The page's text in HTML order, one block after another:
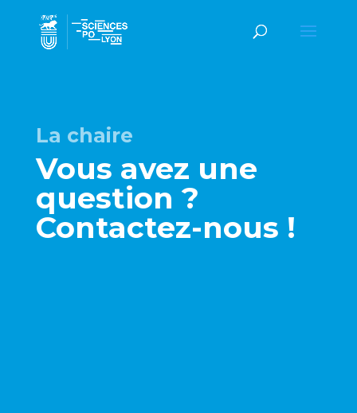
La chaire
Vous avez une
question ?
Contactez-nous !